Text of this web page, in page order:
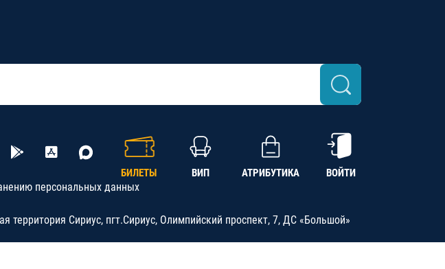
БИЛЕТЫ ВИП АТРИБУТИКА ВОЙТИ
персональных данных
Сириус, пгт.Сириус, Олимпийский проспект, 7, ДС «Большой»